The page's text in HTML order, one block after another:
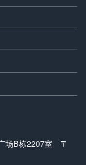
场B栋2207室 〒